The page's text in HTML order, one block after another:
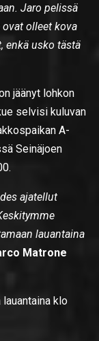
Jaro pelissä
olleet kova
enkä usko tästä
jäänyt lohkon
selvisi kuluvan
A-
Seinäjoen
ajatellut
lauantaina
Matrone
klo